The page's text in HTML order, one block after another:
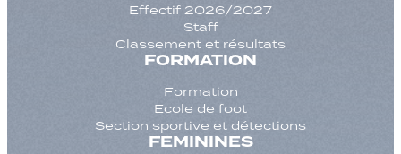
Effectif 2026/2027
Staff
Classement et résultats
FORMATION
Formation
Ecole de foot
Section sportive et détections
FEMININES